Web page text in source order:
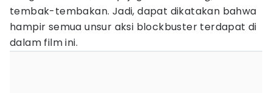
tembak-tembakan. Jadi, dapat dikatakan bahwa
hampir semua unsur aksi blockbuster terdapat di
dalam film ini.